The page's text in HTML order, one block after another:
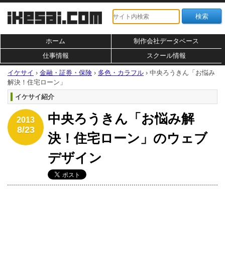
ホーム
制作会社データベース
仕事情報
スクール情報
イケサイ › 金融・証券・保険 › 多色・カラフル › 中央ろうきん「お悩み
解決！住宅ローン」
イケサイ紹介
2013
8/23
中央ろうきん「お悩み解
決！住宅ローン」のウェブ
デザイン